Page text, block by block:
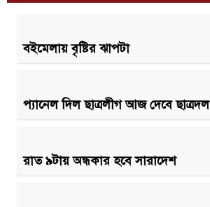
বইমেলায় বৃষ্টির ঝাপটা
প্যানেল দিল ছাত্রলীগ আজ দেবে ছাত্রদল
রাত ৯টায় অন্ধকার হবে সারাদেশ